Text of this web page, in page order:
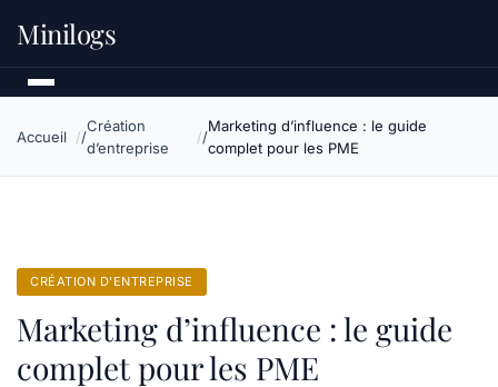
Minilogs
Accueil
Création
d’entreprise
Marketing d’influence : le guide
complet pour les PME
CRÉATION D’ENTREPRISE
Marketing d’influence : le guide
complet pour les PME